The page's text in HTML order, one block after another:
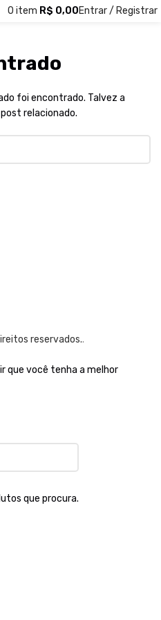
0 item R$ 0,00Entrar / Registrar
foi encontrado. Talvez a
relacionado.
reservados..
que você tenha a melhor
que procura.